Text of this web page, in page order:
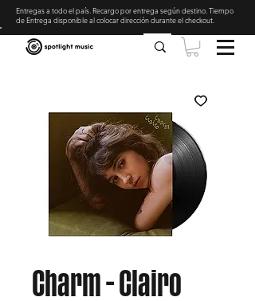
Entregas a todo el país. Recargo por entrega según destino. Tiempo
de Entrega disponible al colocar dirección durante el checkout
Charm - Clairo